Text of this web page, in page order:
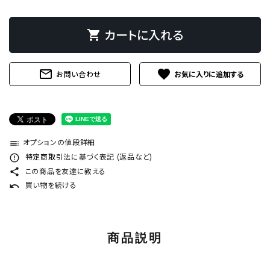
shopping_cart カートに入れる
mail_outline お問い合わせ favorite
toc オプションの値段詳細
error_outline 特定商取引法に基づく表記 (返品など)
share この商品を友達に教える
undo 買い物を続ける
商品説明